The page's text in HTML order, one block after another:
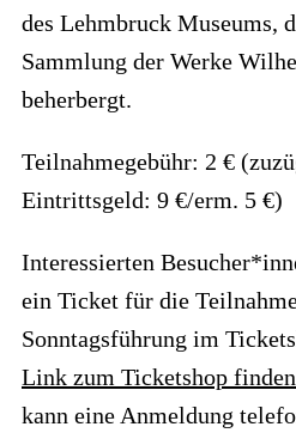
des Lehmbruck Museums,
Sammlung der Werke
beherbergt.
Teilnahmegebühr: 2 €
Eintrittsgeld: 9 €/erm. 5 €)
Interessierten
ein Ticket für die
Sonntagsführung im
Link zum Ticketshop
kann eine Anmeldung